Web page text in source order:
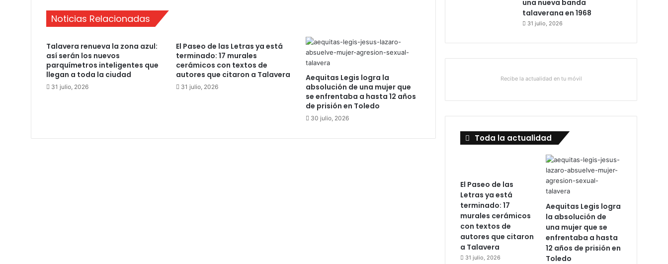
U
a
t
o
b
r
Noticias Relacionadas
Talavera renueva la zona azul:
así serán los nuevos
parquímetros inteligentes que
llegan a toda la ciudad
31 julio, 2026
El Paseo de las Letras ya está
terminado: 17 murales
cerámicos con textos de
autores que citaron a Talavera
31 julio, 2026
Aequitas Legis logra la
absolución de una mujer que
se enfrentaba a hasta 12 años
de prisión en Toledo
30 julio, 2026
una nueva banda
talaverana en 1968
31 julio, 2026
Recibe la actualidad en tu móvil
Toda la actualidad
El Paseo de las
Letras ya está
terminado: 17
murales cerámicos
con textos de
autores que citaron
a Talavera
31 julio, 2026
Aequitas Legis logra
la absolución de
una mujer que se
enfrentaba a hasta
12 años de prisión en
Toledo